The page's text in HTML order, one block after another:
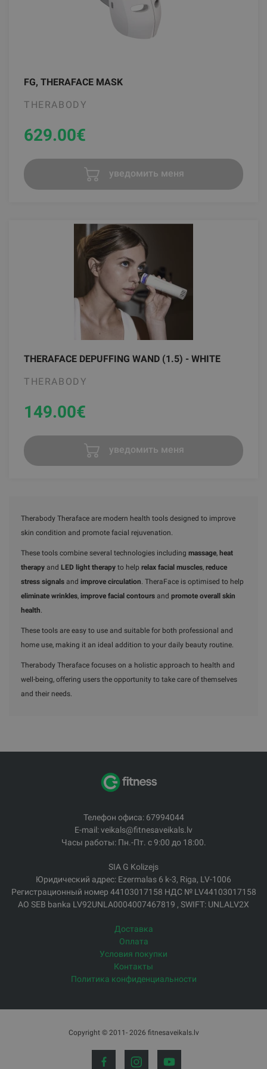
FG, THERAFACE MASK
THERABODY
629.00€
уведомить меня
THERAFACE DEPUFFING WAND (1.5) - WHITE
THERABODY
149.00€
уведомить меня
Therabody Theraface are modern health tools designed to improve
skin condition and promote facial rejuvenation.
These tools combine several technologies including massage, heat
therapy and LED light therapy to help relax facial muscles, reduce
stress signals and improve circulation. TheraFace is optimised to help
eliminate wrinkles, improve facial contours and promote overall skin
health.
These tools are easy to use and suitable for both professional and
home use, making it an ideal addition to your daily beauty routine.
Therabody Theraface focuses on a holistic approach to health and
well-being, offering users the opportunity to take care of themselves
and their needs.
Телефон офиса: 67994044
E-mail: veikals@fitnesaveikals.lv
Часы работы: Пн.-Пт. с 9:00 до 18:00.
SIA G Kolizejs
Юридический адрес: Ezermalas 6 k-3, Riga, LV-1006
Регистрационный номер 44103017158 НДС № LV44103017158
АО SEB banka LV92UNLA0004007467819 , SWIFT: UNLALV2X
Доставка
Оплата
Условия покупки
Контакты
Политика конфиденциальности
Copyright © 2011- 2026 fitnesaveikals.lv